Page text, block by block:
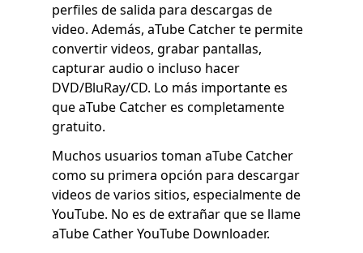
perfiles de salida para descargas de
video. Además, aTube Catcher te permite
convertir videos, grabar pantallas,
capturar audio o incluso hacer
DVD/BluRay/CD. Lo más importante es
que aTube Catcher es completamente
gratuito.
Muchos usuarios toman aTube Catcher
como su primera opción para descargar
videos de varios sitios, especialmente de
YouTube. No es de extrañar que se llame
aTube Cather YouTube Downloader.